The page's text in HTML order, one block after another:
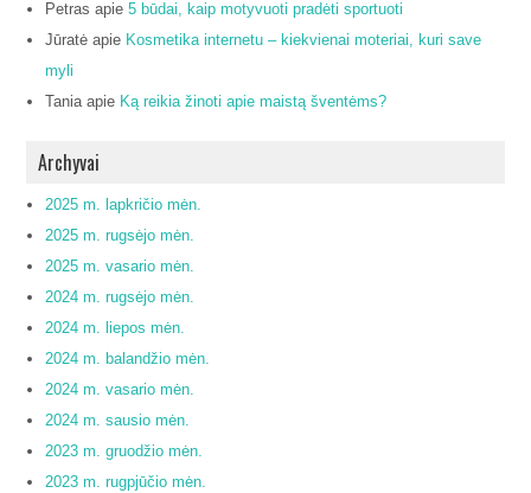
Petras apie5 būdai, kaip motyvuoti pradėti sportuoti
Jūratė apie Kosmetika internetu – kiekvienai moteriai, kuri save
myli
Taniaapie Ką reikia žinoti apie maistą šventėms?
Archyvai
2025 m. lapkričio mėn.
2025 m. rugsėjo mėn.
2025 m. vasario mėn.
2024 m. rugsėjo mėn.
2024 m. liepos mėn.
2024 m. balandžio mėn.
2024 m. vasario mėn.
2024 m. sausio mėn.
2023 m. gruodžio mėn.
2023 m. rugpjūčio mėn.